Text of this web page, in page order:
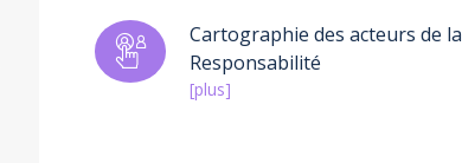
Cartographie des acteurs de la
Responsabilité
[plus]